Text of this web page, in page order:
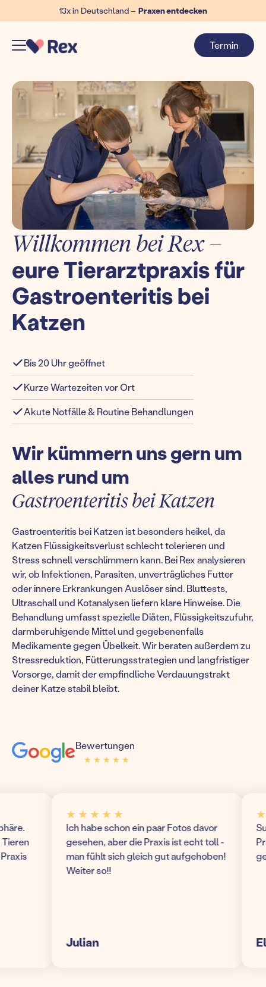
13x in Deutschland – Praxen entdecken
Termin
Willkommen bei Rex –
eure Tierarztpraxis für
Gastroenteritis bei
Katzen
Bis 20 Uhr geöffnet
Kurze Wartezeiten vor Ort
Akute Notfälle & Routine Behandlungen
Wir kümmern uns gern um
alles rund um
Gastroenteritis bei Katzen
Gastroenteritis bei Katzen ist besonders heikel, da
Katzen Flüssigkeitsverlust schlecht tolerieren und
Stress schnell verschlimmern kann. Bei Rex analysieren
wir, ob Infektionen, Parasiten, unverträgliches Futter
oder innere Erkrankungen Auslöser sind. Bluttests,
Ultraschall und Kotanalysen liefern klare Hinweise. Die
Behandlung umfasst spezielle Diäten, Flüssigkeitszufuhr,
darmberuhigende Mittel und gegebenenfalls
Medikamente gegen Übelkeit. Wir beraten außerdem zu
Stressreduktion, Fütterungsstrategien und langfristiger
Vorsorge, damit der empfindliche Verdauungstrakt
deiner Katze stabil bleibt.
Bewertungen
★ ★ ★ ★ ★
★ ★ ★ ★ ★
★ ★ ★ ★ ★
Ich habe schon ein paar Fotos davor
gesehen, aber die Praxis ist echt toll -
man fühlt sich gleich gut aufgehoben!
Weiter so!!
Julian
★